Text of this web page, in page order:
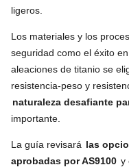
ligeros.
Los materiales y los
seguridad como el éxito
aleaciones de titanio se
resistencia-peso y
naturaleza desafiante
importante.
La guía revisará las
aprobadas por AS9100 y